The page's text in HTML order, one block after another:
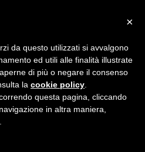
×
da questo utilizzati si avvalgono
ed utili alle finalità illustrate
di più o negare il consenso
la cookie policy
questa pagina, cliccando
in altra maniera,